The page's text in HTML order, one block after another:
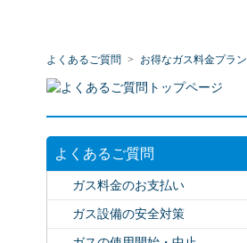
よくあるご質問 > お得なガス料金プラン
よくあるご質問
ガス料金のお支払い
ガス設備の安全対策